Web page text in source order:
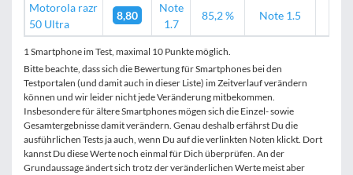
Motorola razr
50 Ultra
8,80
Note
1.7
85,2 % Note 1.5
1 Smartphone im Test, maximal 10 Punkte möglich.
Bitte beachte, dass sich die Bewertung für Smartphones bei den
Testportalen (und damit auch in dieser Liste) im Zeitverlauf verändern
können und wir leider nicht jede Veränderung mitbekommen.
Insbesondere für ältere Smartphones mögen sich die Einzel- sowie
Gesamtergebnisse damit verändern. Genau deshalb erfährst Du die
ausführlichen Tests ja auch, wenn Du auf die verlinkten Noten klickt. Dort
kannst Du diese Werte noch einmal für Dich überprüfen. An der
Grundaussage ändert sich trotz der veränderlichen Werte meist aber